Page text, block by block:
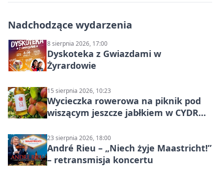
Nadchodzące wydarzenia
8 sierpnia 2026, 17:00
Dyskoteka z Gwiazdami w
Żyrardowie
15 sierpnia 2026, 10:23
Wycieczka rowerowa na piknik pod
wiszącym jeszcze jabłkiem w CYDR
23 sierpnia 2026, 18:00
André Rieu – „Niech żyje Maastricht!”
– retransmisja koncertu